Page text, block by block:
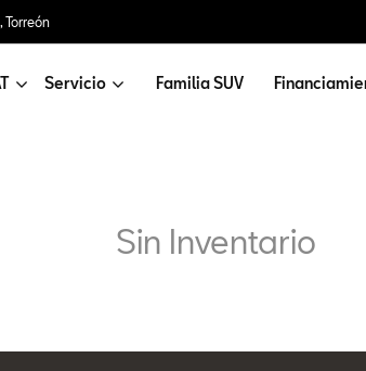
Torreón
Servicio Familia SUV
Sin Inventario